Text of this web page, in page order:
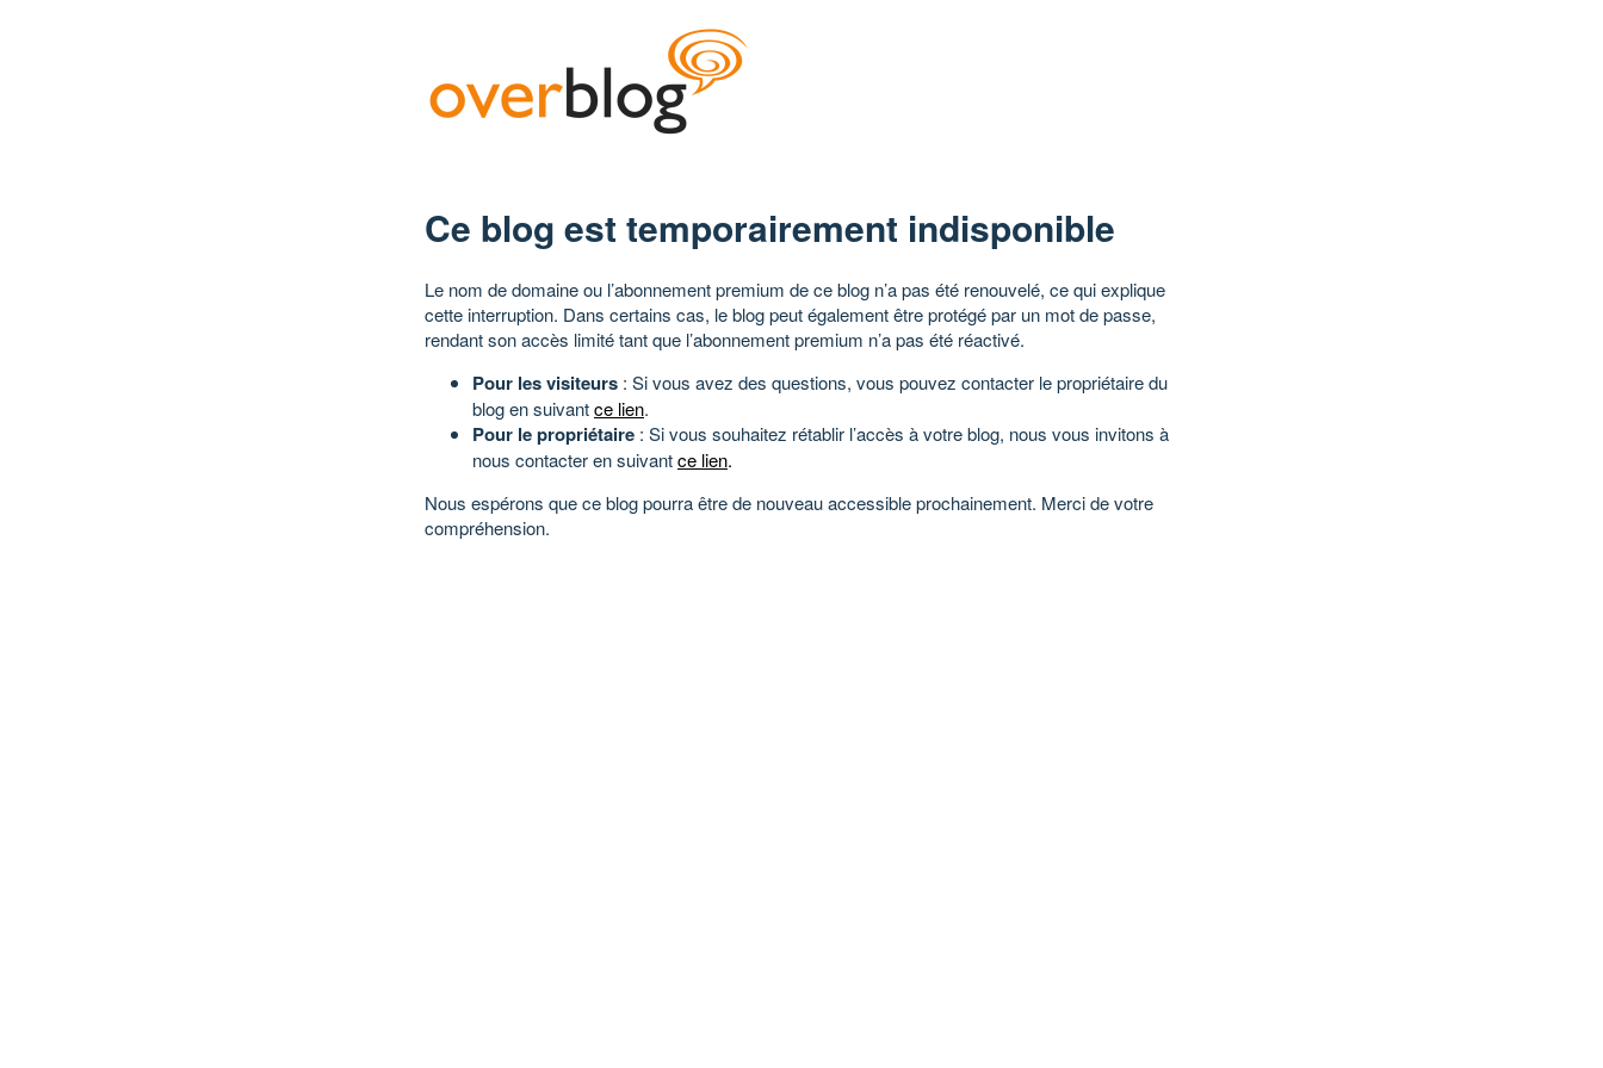
Ce blog est temporairement indisponible
Le nom de domaine ou l’abonnement premium de ce blog n’a pas été renouvelé, ce qui explique
cette interruption. Dans certains cas, le blog peut également être protégé par un mot de passe,
rendant son accès limité tant que l’abonnement premium n’a pas été réactivé.
Pour les visiteurs : Si vous avez des questions, vous pouvez contacter le propriétaire du
blog en suivantce lien.
Pour le propriétaire : Si vous souhaitez rétablir l’accès à votre blog, nous vous invitons à
nous contacter en suivantce lien.
Nous espérons que ce blog pourra être de nouveau accessible prochainement. Merci de votre
compréhension.